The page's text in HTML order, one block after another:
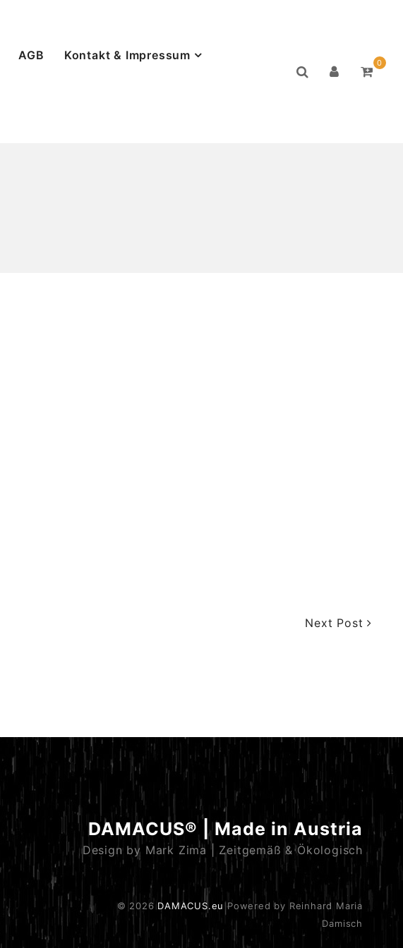
AGB Kontakt & Impressum
0
Next Post
DAMACUS® | Made in Austria
Design by Mark Zima | Zeitgemäß & Ökologisch
© 2026 DAMACUS.eu Powered by Reinhard Maria
Damisch